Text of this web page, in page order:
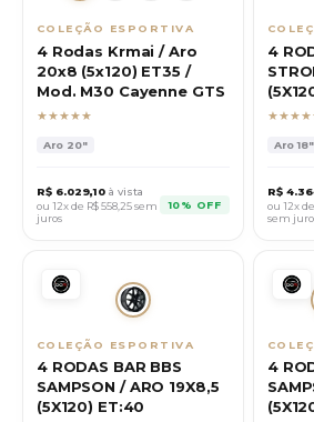
COLEÇÃO ESPORTIVA
4 Rodas Krmai / Aro
20x8 (5x120) ET35 /
Mod. M30 Cayenne GTS
★★★★★
Aro 20"
R$ 6.029,10 à vista
ou 12x de R$558,25sem
juros
10% OFF
4
Aro18"
R$
ou 12x
sem
COLEÇÃO ESPORTIVA
4 RODAS BAR BBS
SAMPSON / ARO 19X8,5
(5X120) ET:40
4